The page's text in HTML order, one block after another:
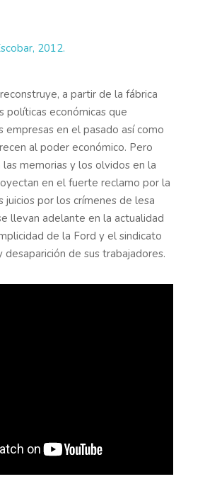
2012.
a partir de la fábrica
políticas económicas que
empresas en el pasado así como
al poder económico. Pero
memorias y los olvidos en la
en el fuerte reclamo por la
juicios por los crímenes de lesa
llevan adelante en la actualidad
de la Ford y el sindicato
de sus trabajadores.